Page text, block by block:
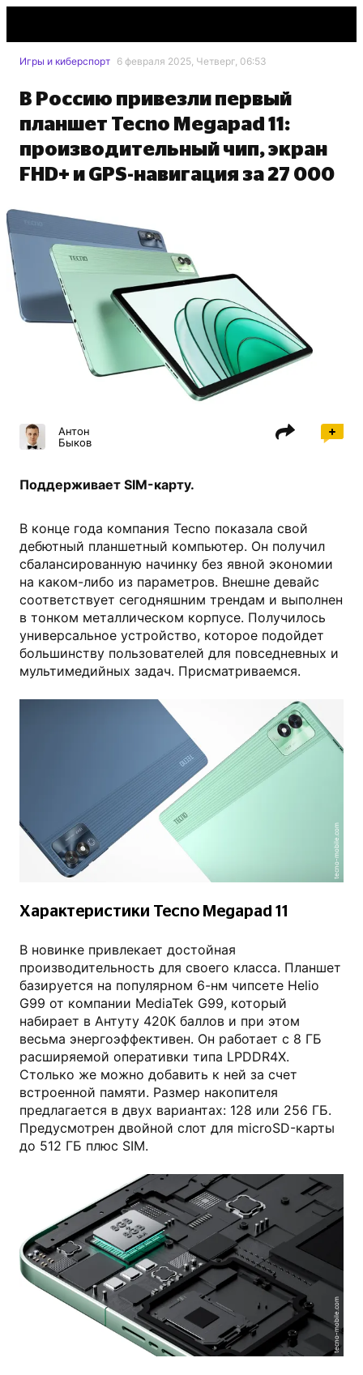
Игры и киберспорт 6 февраля 2025, Четверг, 06:53
В Россию привезли первый
планшет Tecno Megapad 11:
производительный чип, экран
FHD+ и GPS-навигация за 27 000
Антон
Быков
Поддерживает SIM-карту.
В конце года компания Tecno показала свой
дебютный планшетный компьютер. Он получил
сбалансированную начинку без явной экономии
на каком-либо из параметров. Внешне девайс
соответствует сегодняшним трендам и выполнен
в тонком металлическом корпусе. Получилось
универсальное устройство, которое подойдет
большинству пользователей для повседневных и
мультимедийных задач. Присматриваемся.
tecno-mobile.com
Характеристики Tecno Megapad 11
В новинке привлекает достойная
производительность для своего класса. Планшет
базируется на популярном 6-нм чипсете Helio
G99 от компании MediaTek G99, который
набирает в Антуту 420К баллов и при этом
весьма энергоэффективен. Он работает с 8 ГБ
расширяемой оперативки типа LPDDR4X.
Столько же можно добавить к ней за счет
встроенной памяти. Размер накопителя
предлагается в двух вариантах: 128 или 256 ГБ.
Предусмотрен двойной слот для microSD-карты
до 512 ГБ плюс SIM.
tecno-mobile.com